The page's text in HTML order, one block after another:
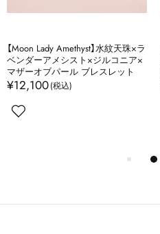
【Moon Lady Amethyst】水紋天珠×ラ
ベンダーアメシスト×ジルコニア×
マザーオブパール ブレスレット
¥12,100